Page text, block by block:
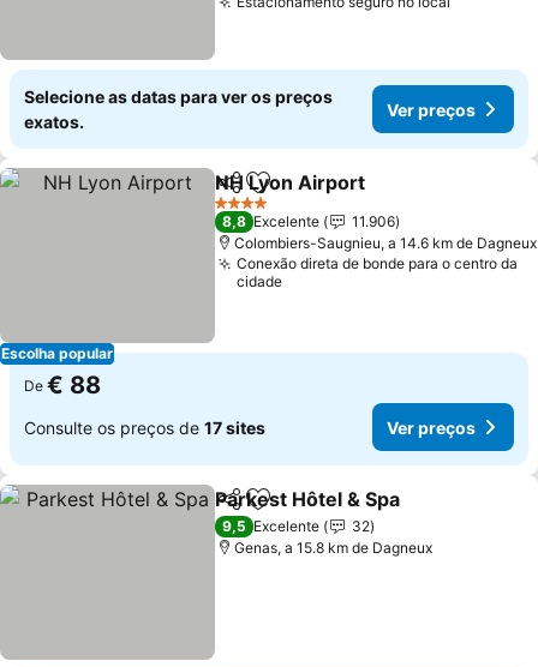
Selecione as datas para ver os preços
exatos.
Ver preços
Escolha popular
PartilharAdicionar aos favoritos
NH Lyon Airport
4 Estrelas
8,8 Excelente
11.906
Colombiers-Saugnieu, a 14.6 km de Dagneux
Conexão direta de bonde para o centro da
cidade
De € 88
Consulte os preços de 17 sites Ver preços
PartilharAdicionar aos favoritos
Parkest Hôtel & Spa
9,5 Excelente
32
Genas, a 15.8 km de Dagneux